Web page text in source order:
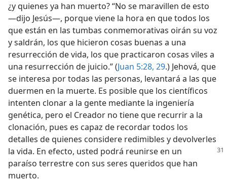
¿y quienes ya han muerto? “No se maravillen de esto
—dijo Jesús—, porque viene la hora en que todos los
que están en las tumbas conmemorativas oirán su voz
y saldrán, los que hicieron cosas buenas a una
resurrección de vida, los que practicaron cosas viles a
una resurrección de juicio.” (Juan 5:28, 29.) Jehová, que
se interesa por todas las personas, levantará a las que
duermen en la muerte. Es posible que los científicos
intenten clonar a la gente mediante la ingeniería
genética, pero el Creador no tiene que recurrir a la
clonación, pues es capaz de recordar todos los
detalles de quienes considere redimibles y devolverles
la vida. En efecto, usted podrá reunirse en un
paraíso terrestre con sus seres queridos que han
muerto.